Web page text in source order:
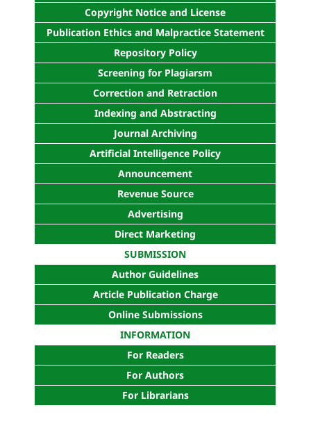
Copyright Notice and License
Publication Ethics and Malpractice Statement
Repository Policy
Screening for Plagiarsm
Correction and Retraction
Indexing and Abstracting
Journal Archiving
Artificial Intelligence Policy
Announcement
Revenue Source
Advertising
Direct Marketing
SUBMISSION
Author Guidelines
Article Publication Charge
Online Submissions
INFORMATION
For Readers
For Authors
For Librarians